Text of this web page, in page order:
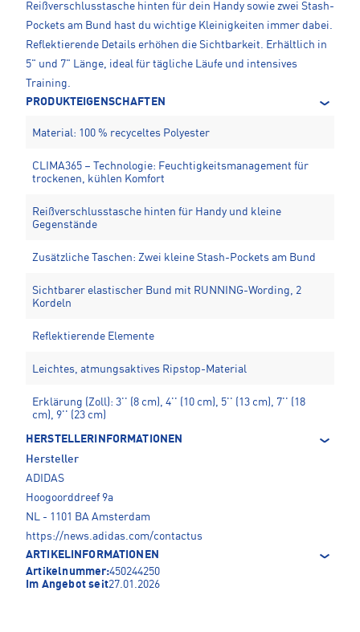
Reißverschlusstasche hinten für dein Handy sowie zwei Stash-
Pockets am Bund hast du wichtige Kleinigkeiten immer dabei.
Reflektierende Details erhöhen die Sichtbarkeit. Erhältlich in
5" und 7" Länge, ideal für tägliche Läufe und intensives
Training.
PRODUKTEIGENSCHAFTEN
Material: 100 % recyceltes Polyester
CLIMA365 – Technologie: Feuchtigkeitsmanagement für
trockenen, kühlen Komfort
Reißverschlusstasche hinten für Handy und kleine
Gegenstände
Zusätzliche Taschen: Zwei kleine Stash-Pockets am Bund
Sichtbarer elastischer Bund mit RUNNING-Wording, 2
Kordeln
Reflektierende Elemente
Leichtes, atmungsaktives Ripstop-Material
Erklärung (Zoll): 3'' (8 cm), 4'' (10 cm), 5'' (13 cm), 7'' (18
cm), 9'' (23 cm)
HERSTELLERINFORMATIONEN
Hersteller
ADIDAS
Hoogoorddreef 9a
NL - 1101 BA Amsterdam
https://news.adidas.com/contactus
ARTIKELINFORMATIONEN
Artikelnummer:450244250
Im Angebot seit27.01.2026